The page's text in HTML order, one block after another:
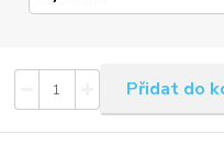
Přidat do